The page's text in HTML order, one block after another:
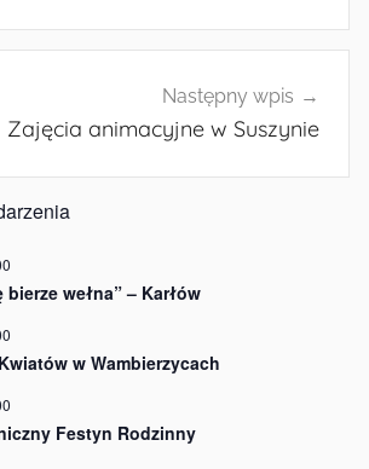
Następny wpis
Zajęcia animacyjne w Suszynie
bierze wełna” – Karłów
w Wambierzycach
Festyn Rodzinny